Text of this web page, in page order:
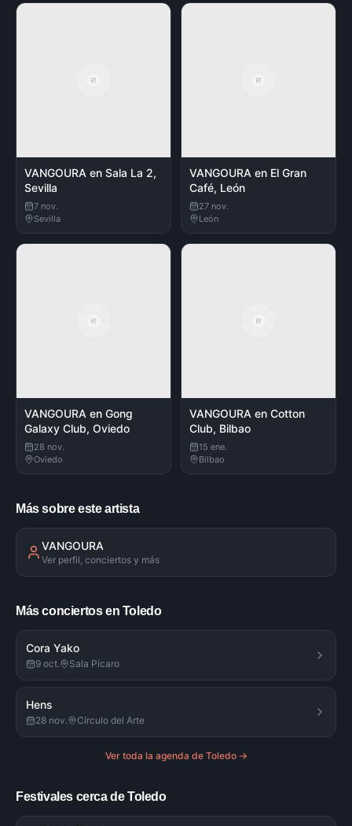
VANGOURA en Sala La 2,
Sevilla
7 nov.
Sevilla
VANGOURA en El Gran
Café, León
27 nov.
León
VANGOURA en Gong
Galaxy Club, Oviedo
28 nov.
Oviedo
VANGOURA en Cotton
Club, Bilbao
15 ene.
Bilbao
Más sobre este artista
VANGOURA
Ver perfil, conciertos y más
Más conciertos en Toledo
Cora Yako
9 oct. Sala Pícaro
Hens
28 nov. Círculo del Arte
Ver toda la agenda de Toledo→
Festivales cerca de Toledo